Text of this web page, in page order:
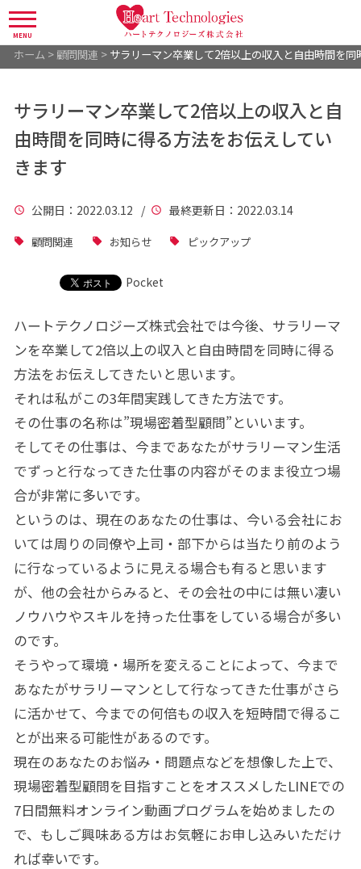
MENU
ホーム > 顧問関連 > サラリーマン卒業して2倍以上の収入と自由時間を
サラリーマン卒業して2倍以上の収入と自
由時間を同時に得る方法をお伝えしてい
きます
公開日 ：2022.03.12 / 最終更新日 ：2022.03.14
顧問関連 お知らせ ピックアップ
Pocket
ハートテクノロジーズ株式会社では今後、サラリーマ
ンを卒業して2倍以上の収入と自由時間を同時に得る
方法をお伝えしてきたいと思います。
それは私がこの3年間実践してきた方法です。
その仕事の名称は”現場密着型顧問”といいます。
そしてその仕事は、今まであなたがサラリーマン生活
でずっと行なってきた仕事の内容がそのまま役立つ場
合が非常に多いです。
というのは、現在のあなたの仕事は、今いる会社にお
いては周りの同僚や上司・部下からは当たり前のよう
に行なっているように見える場合も有ると思います
が、他の会社からみると、その会社の中には無い凄い
ノウハウやスキルを持った仕事をしている場合が多い
のです。
そうやって環境・場所を変えることによって、今まで
あなたがサラリーマンとして行なってきた仕事がさら
に活かせて、今までの何倍もの収入を短時間で得るこ
とが出来る可能性があるのです。
現在のあなたのお悩み・問題点などを想像した上で、
現場密着型顧問を目指すことをオススメしたLINEでの
7日間無料オンライン動画プログラムを始めましたの
で、もしご興味ある方はお気軽にお申し込みいただけ
れば幸いです。